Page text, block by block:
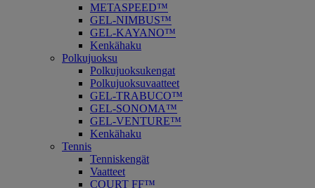
METASPEED™
GEL-NIMBUS™
GEL-KAYANO™
Kenkähaku
Polkujuoksu
Polkujuoksukengat
Polkujuoksuvaatteet
GEL-TRABUCO™
GEL-SONOMA™
GEL-VENTURE™
Kenkähaku
Tennis
Tenniskengät
Vaatteet
COURT FF™